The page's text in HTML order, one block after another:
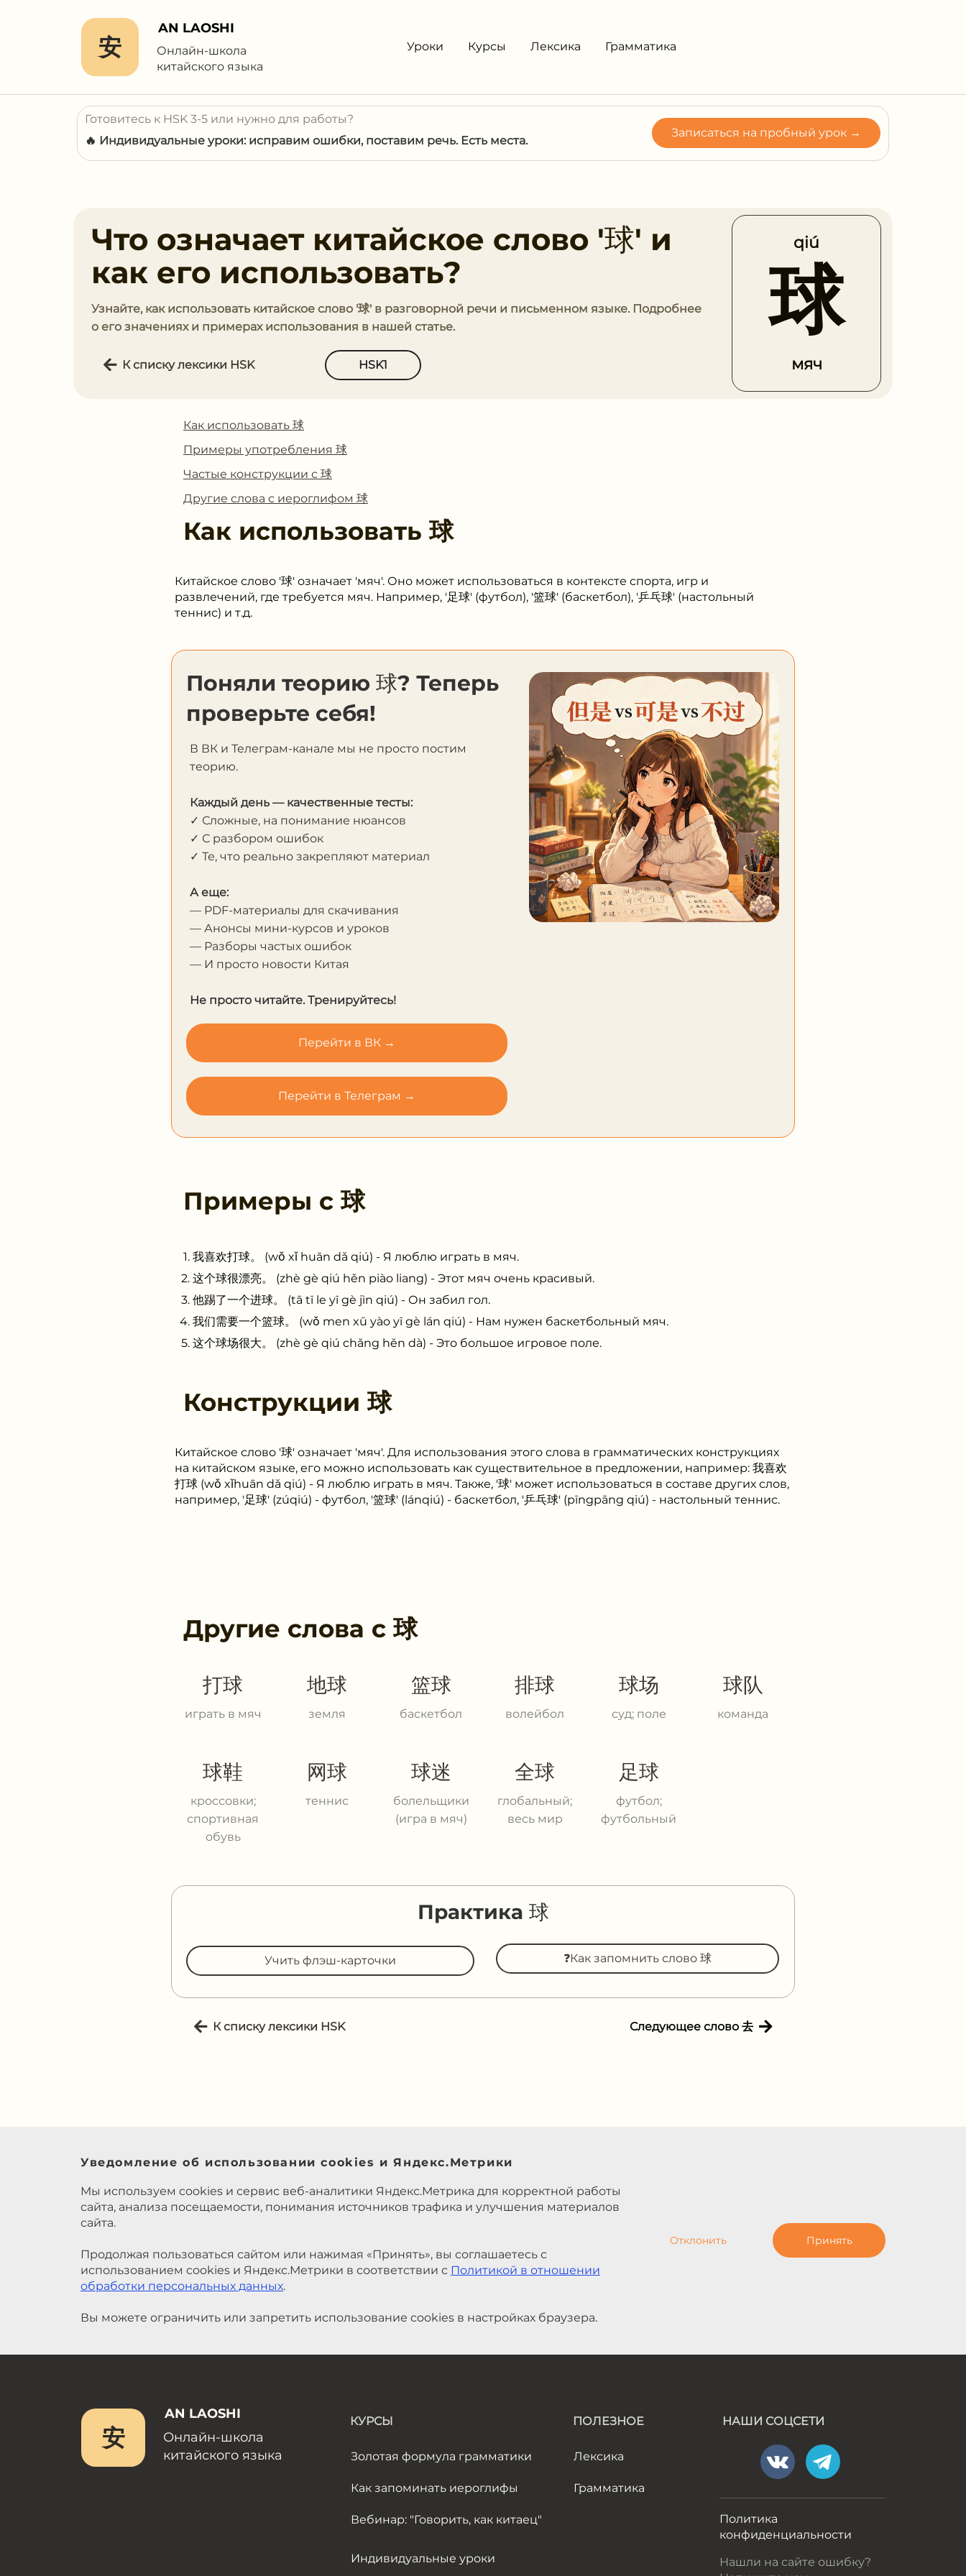
安
AN LAOSHI
Онлайн-школа
китайского языка
Уроки Курсы Лексика Грамматика
Готовитесь к HSK 3-5 или нужно для работы?
🔥 Индивидуальные уроки: исправим ошибки, поставим речь. Есть места.
Записаться на пробный урок →
Что означает китайское слово '球' и
как его использовать?
Узнайте, как использовать китайское слово '球' в разговорной речи и письменном языке. Подробнее
о его значениях и примерах использования в нашей статье.
К списку лексики HSK HSK1
qiú
球
мяч
Как использовать 球
Примеры употребления 球
Частые конструкции с 球
Другие слова с иероглифом 球
Как использовать球
Китайское слово '球' означает 'мяч'. Оно может использоваться в контексте спорта, игр и
развлечений, где требуется мяч. Например, '足球' (футбол), '篮球' (баскетбол), '乒乓球' (настольный
теннис) и т.д.
Поняли теорию 球? Теперь
проверьте себя!
В ВК и Телеграм-канале мы не просто постим
теорию.
Каждый день — качественные тесты:
✓ Сложные, на понимание нюансов
✓ С разбором ошибок
✓ Те, что реально закрепляют материал
А еще:
— PDF-материалы для скачивания
— Анонсы мини-курсов и уроков
— Разборы частых ошибок
— И просто новости Китая
Не просто читайте. Тренируйтесь!
Перейти в ВК →
Перейти в Телеграм →
Примеры с球
我喜欢打球。 (wǒ xǐ huān dǎ qiú) - Я люблю играть в мяч.
这个球很漂亮。 (zhè gè qiú hěn piào liang) - Этот мяч очень красивый.
他踢了一个进球。 (tā tī le yī gè jìn qiú) - Он забил гол.
我们需要一个篮球。 (wǒ men xū yào yī gè lán qiú) - Нам нужен баскетбольный мяч.
这个球场很大。 (zhè gè qiú chǎng hěn dà) - Это большое игровое поле.
Конструкции球
Китайское слово '球' означает 'мяч'. Для использования этого слова в грамматических конструкциях
на китайском языке, его можно использовать как существительное в предложении, например: 我喜欢
打球 (wǒ xǐhuān dǎ qiú) - Я люблю играть в мяч. Также, '球' может использоваться в составе других слов,
например, '足球' (zúqiú) - футбол, '篮球' (lánqiú) - баскетбол, '乒乓球' (pīngpāng qiú) - настольный теннис.
Другие слова с球
打球
играть в мяч
地球
земля
篮球
баскетбол
排球
волейбол
球场
суд; поле
球队
команда
球鞋
кроссовки;
спортивная
обувь
网球
теннис
球迷
болельщики
(игра в мяч)
全球
глобальный;
весь мир
足球
футбол;
футбольный
Практика 球
Учить флэш-карточки ❓Как запомнить слово 球
К списку лексики HSK Следующее слово 去
Уведомление об использовании cookies и Яндекс.Метрики
Мы используем cookies и сервис веб-аналитики Яндекс.Метрика для корректной работы
сайта, анализа посещаемости, понимания источников трафика и улучшения материалов
сайта.
Продолжая пользоваться сайтом или нажимая «Принять», вы соглашаетесь с
использованием cookies и Яндекс.Метрики в соответствии с Политикой в отношении
обработки персональных данных.
Вы можете ограничить или запретить использование cookies в настройках браузера.
Отклонить Принять
安
AN LAOSHI
Онлайн-школа
китайского языка
КУРСЫ
Золотая формула грамматики
Как запоминать иероглифы
Вебинар: "Говорить, как китаец"
Индивидуальные уроки
ПОЛЕЗНОЕ
Лексика
Грамматика
НАШИ СОЦСЕТИ
Политика
конфиденциальности
Нашли на сайте ошибку?